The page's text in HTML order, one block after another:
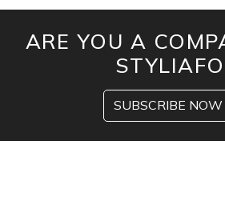
ARE YOU A
SUBSCRIBE NOW